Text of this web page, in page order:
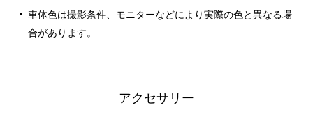
車体色は撮影条件、モニターなどにより実際の色と異なる場
合があります。
アクセサリー